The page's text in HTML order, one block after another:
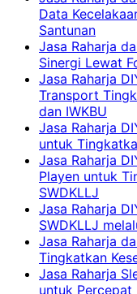
Data
Santunan
Jasa Raharja
Sinergi Lewat
Jasa Raharja
Transport
dan IWKBU
Jasa Raharja
untuk
Jasa Raharja
Playen untuk
SWDKLLJ
Jasa Raharja
SWDKLLJ
Jasa Raharja
Tingkatkan
Jasa Raharja
untuk Percepat